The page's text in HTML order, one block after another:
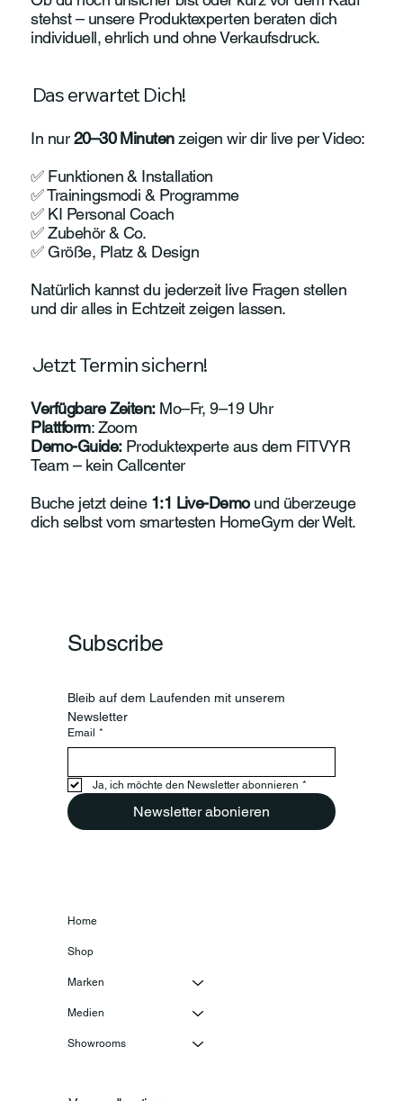
stehst – unsere Produktexperten beraten dich
individuell, ehrlich und ohne Verkaufsdruck.
In nur20–30 Minutenzeigen wir dir live per Video:
✅ Funktionen & Installation
✅ Trainingsmodi & Programme
✅ KI Personal Coach
✅ Zubehör & Co.
✅ Größe, Platz & Design
Natürlich kannst du jederzeit live Fragen stellen
und dir alles in Echtzeit zeigen lassen.
Das erwartet Dich!
Verfügbare Zeiten:Mo–Fr, 9–19 Uhr
Plattform: Zoom
Demo-Guide:Produktexperte aus dem FITVYR
Team – kein Callcenter
Buche jetzt deine 1:1 Live-Demound überzeuge
dich selbst vom smartesten HomeGym der Welt.
Jetzt Termin sichern!
Subscribe
Bleib auf dem Laufenden mit unserem
Newsletter
Email *
Ja, ich möchte den Newsletter abonnieren *
Newsletter abonieren
Home
Shop
Marken
Medien
Showrooms